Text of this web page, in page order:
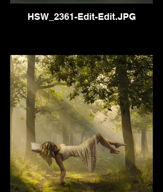
HSW_2361-Edit-Edit.JPG